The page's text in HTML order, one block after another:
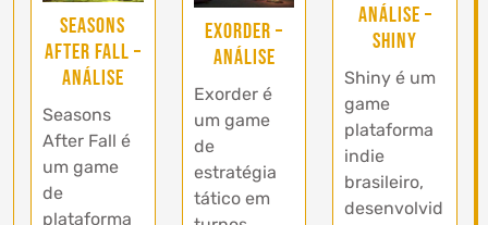
Seasons
After Fall –
Análise
Seasons
After Fall é
um game
de
plataforma
Exorder –
Análise
Exorder é
um game
de
estratégia
tático em
Análise –
Shiny
Shiny é um
game
plataforma
indie
brasileiro,
desenvolvid